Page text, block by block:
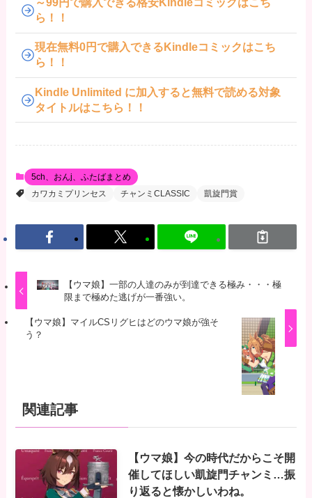
～99円で購入できる格安Kindleコミックはこち
ら！！
現在無料0円で購入できるKindleコミックはこち
ら！！
Kindle Unlimited に加入すると無料で読める対象
タイトルはこちら！！
5ch、おんj、ふたばまとめ
カワカミプリンセス
チャンミCLASSIC 凱旋門賞
【ウマ娘】一部の人達のみが到達できる極み・・・極
限まで極めた逃げが一番強い。
【ウマ娘】マイルCSリグヒはどのウマ娘が強そ
う？
関連記事
【ウマ娘】今の時代だからこそ開
催してほしい凱旋門チャンミ…振
り返ると懐かしいわね。